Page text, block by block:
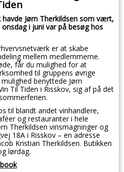
Jørn Therkildsen som vært,
i juni var på besøg hos
er at skabe
mellem medlemmerne.
får du mulighed for at
til gruppens øvrige
benyttede Jørn
Til Tiden i Risskov, sig af på det
til blandt andet vinhandlere,
og restauranter i hele
Therkildsen vinsmagninger og
18A i Risskov – en adresse
Kristian Therkildsen. Butikken
lørdag.